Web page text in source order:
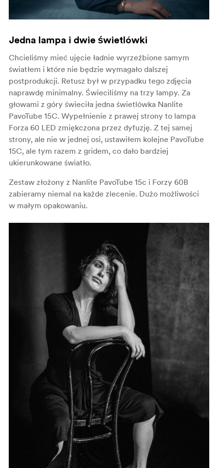
Jedna lampa i dwie świetlówki
Chcieliśmy mieć ujęcie ładnie wyrzeźbione samym
światłem i które nie będzie wymagało dalszej
postprodukcji. Retusz był w przypadku tego zdjęcia
naprawdę minimalny. Świeciliśmy na trzy lampy. Za
głowami z góry świeciła jedna świetlówka Nanlite
PavoTube 15C. Wypełnienie z prawej strony to lampa
Forza 60 LED zmiękczona przez dyfuzję. Z tej samej
strony, ale nie w jednej osi, ustawiłem kolejne PavoTube
15C, ale tym razem z gridem, co dało bardziej
ukierunkowane światło.
Zestaw złożony z Nanlite PavoTube 15c i Forzy 60B
zabieramy niemal na każde zlecenie. Dużo możliwości
w małym opakowaniu.